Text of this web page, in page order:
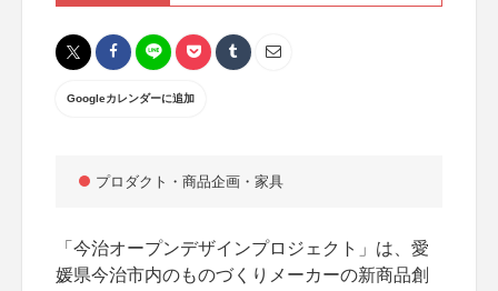
Googleカレンダーに追加
プロダクト・商品企画・家具
「今治オープンデザインプロジェクト」は、愛
媛県今治市内のものづくりメーカーの新商品創